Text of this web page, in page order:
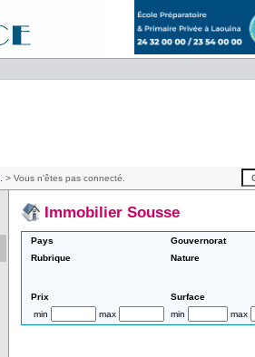
> Vous n'êtes pas connecté.
Immobilier Sousse
Pays Gouvernorat
Rubrique
Nature
Prix Surface
min
max min max